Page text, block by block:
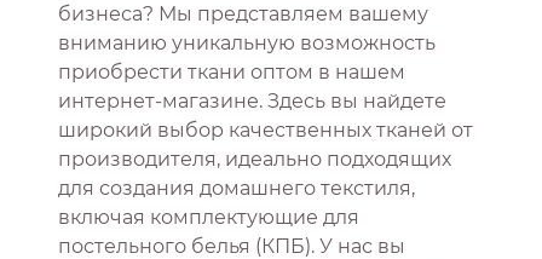
бизнеса? Мы представляем вашему
вниманию уникальную возможность
приобрести ткани оптом в нашем
интернет-магазине. Здесь вы найдете
широкий выбор качественных тканей от
производителя, идеально подходящих
для создания домашнего текстиля,
включая комплектующие для
постельного белья (КПБ). У нас вы